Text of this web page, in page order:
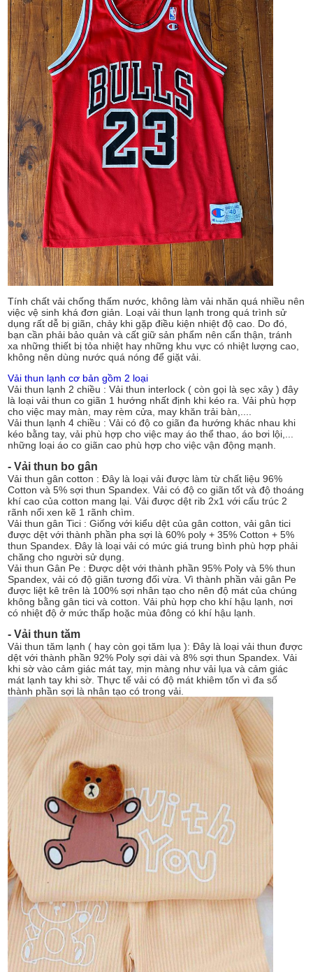
Tính chất vải chống thấm nước, không làm vải nhăn quá nhiều nên
việc vệ sinh khá đơn giản. Loại vải thun lạnh trong quá trình sử
dụng rất dễ bị giãn, chảy khi gặp điều kiện nhiệt độ cao. Do đó,
bạn cần phải bảo quản và cất giữ sản phẩm nên cẩn thận, tránh
xa những thiết bị tỏa nhiệt hay những khu vực có nhiệt lượng cao,
không nên dùng nước quá nóng để giặt vải.
Vải thun lạnh cơ bản gồm 2 loại
Vải thun lạnh 2 chiều : Vải thun interlock ( còn gọi là sẹc xây ) đây
là loại vải thun co giãn 1 hướng nhất định khi kéo ra. Vải phù hợp
cho việc may màn, may rèm cửa, may khăn trải bàn,....
Vải thun lạnh 4 chiều : Vải có độ co giãn đa hướng khác nhau khi
kéo bằng tay, vải phù hợp cho việc may áo thể thao, áo bơi lội,...
những loại áo co giãn cao phù hợp cho việc vận động mạnh.
- Vải thun bo gân
Vải thun gân cotton : Đây là loại vải được làm từ chất liệu 96%
Cotton và 5% sợi thun Spandex. Vải có độ co giãn tốt và độ thoáng
khí cao của cotton mang lại. Vải được dệt rib 2x1 với cấu trúc 2
rãnh nổi xen kẽ 1 rãnh chìm.
Vải thun gân Tici : Giống với kiểu dệt của gân cotton, vải gân tici
được dệt với thành phần pha sợi là 60% poly + 35% Cotton + 5%
thun Spandex. Đây là loại vải có mức giá trung bình phù hợp phải
chăng cho người sử dụng.
Vải thun Gân Pe : Được dệt với thành phần 95% Poly và 5% thun
Spandex, vải có độ giãn tương đối vừa. Vì thành phần vải gân Pe
được liệt kê trên là 100% sợi nhân tạo cho nên độ mát của chúng
không bằng gân tici và cotton. Vải phù hợp cho khí hậu lạnh, nơi
có nhiệt độ ở mức thấp hoặc mùa đông có khí hậu lạnh.
- Vải thun tăm
Vải thun tăm lạnh ( hay còn gọi tăm lụa ): Đây là loại vải thun được
dệt với thành phần 92% Poly sợi dài và 8% sợi thun Spandex. Vải
khi sờ vào cảm giác mát tay, mịn màng như vải lụa và cảm giác
mát lạnh tay khi sờ. Thực tế vải có độ mát khiêm tốn vì đa số
thành phần sợi là nhân tạo có trong vải.